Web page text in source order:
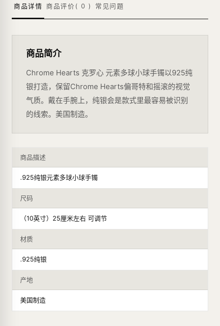
商品详情 商品评价( 0 ) 常见问题
商品简介
Chrome Hearts 克罗心 元素多球小球手镯以925纯
银打造，保留Chrome Hearts偏哥特和摇滚的视觉
气质。戴在手腕上，纯银会是款式里最容易被识别
的线索。美国制造。
商品描述
.925纯银元素多球小球手镯
尺码
（10英寸）25厘米左右 可调节
材质
.925纯银
产地
美国制造